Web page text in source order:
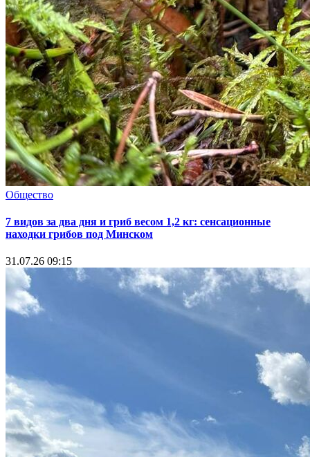
Общество
7 видов за два дня и гриб весом 1,2 кг: сенсационные
находки грибов под Минском
31.07.26 09:15